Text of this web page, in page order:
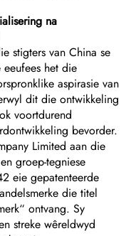
na
stigters van China se
het die
aspirasie van
dit die ontwikkeling
voortdurend
bevorder.
Limited aan die
groep-tegniese
eie gepatenteerde
die titel
ontvang. Sy
streke wêreldwyd